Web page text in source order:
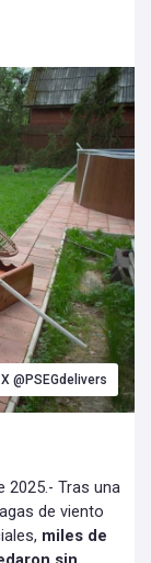
X @PSEGdelivers
2025.- Tras una
de viento
miles de